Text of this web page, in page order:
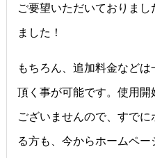
ご要望いただいておりま
ました！
もちろん、追加料金など
頂く事が可能です。使用
ございませんので、すで
る方も、今からホームペ